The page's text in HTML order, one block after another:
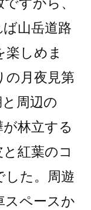
すから、
山岳道路
楽しめま
の月夜見第
周辺の
林立する
紅葉のコ
した。周遊
スペースか